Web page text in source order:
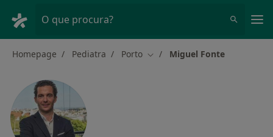
O que procura?
Homepage Pediatra Porto Mudar de cidade
Miguel Fonte